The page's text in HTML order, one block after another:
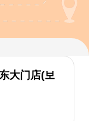
大门店(보